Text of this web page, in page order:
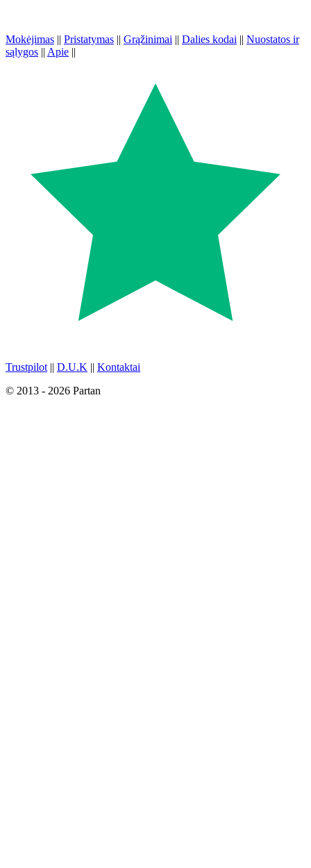
Mokėjimas || Pristatymas || Grąžinimai || Dalies kodai || Nuostatos ir
sąlygos || Apie ||
Trustpilot || D.U.K || Kontaktai
© 2013 - 2026 Partan